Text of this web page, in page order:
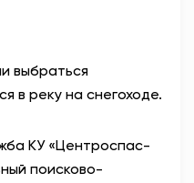
выбраться
в реку на снегоходе.
КУ «Центроспас-
поисково-